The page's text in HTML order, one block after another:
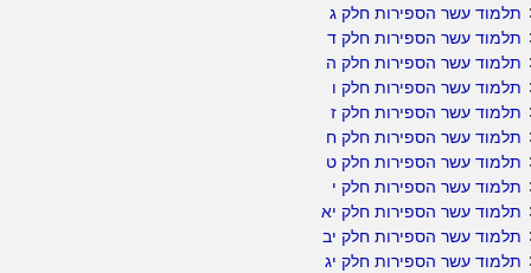
תלמוד עשר הספירות חלק ג
תלמוד עשר הספירות חלק ד
תלמוד עשר הספירות חלק ה
תלמוד עשר הספירות חלק ו
תלמוד עשר הספירות חלק ז
תלמוד עשר הספירות חלק ח
תלמוד עשר הספירות חלק ט
תלמוד עשר הספירות חלק י
תלמוד עשר הספירות חלק יא
תלמוד עשר הספירות חלק יב
תלמוד עשר הספירות חלק יג